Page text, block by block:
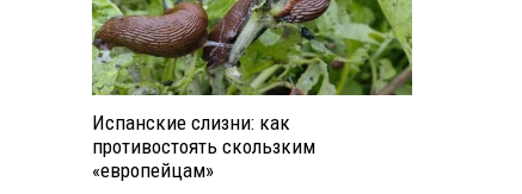
Испанские слизни: как
противостоять скользким
«европейцам»